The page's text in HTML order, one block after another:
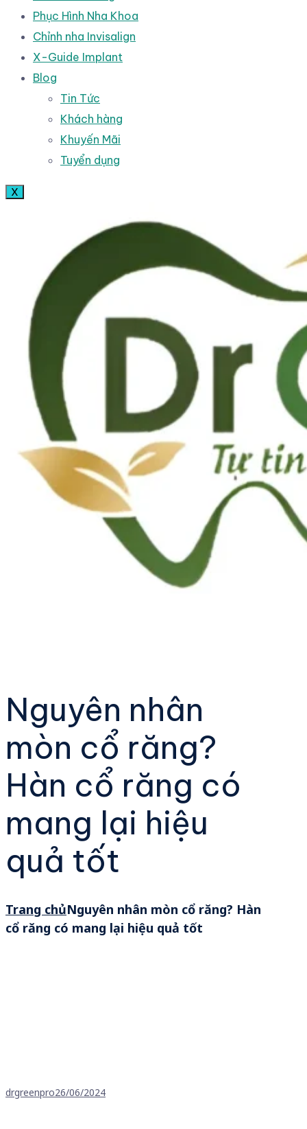
Phục Hình Nha Khoa
Chỉnh nha Invisalign
X-Guide Implant
Blog
Tin Tức
Khách hàng
Khuyến Mãi
Tuyển dụng
X
Nguyên nhân
mòn cổ răng?
Hàn cổ răng có
mang lại hiệu
quả tốt
Trang chủNguyên nhân mòn cổ răng? Hàn
cổ răng có mang lại hiệu quả tốt
drgreenpro26/06/2024